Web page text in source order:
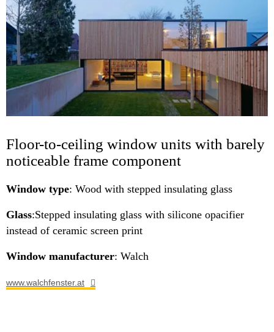
Floor-to-ceiling window units with barely
noticeable frame component
Window type: Wood with stepped insulating glass
Glass:Stepped insulating glass with silicone opacifier
instead of ceramic screen print
Window manufacturer: Walch
www.walchfenster.at